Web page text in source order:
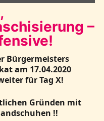
–
Bürgermeisters
am 17.04.2020
für Tag X!
Gründen mit
!!